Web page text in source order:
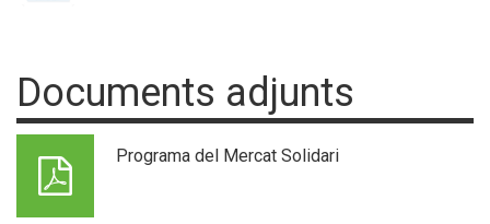
Documents adjunts
Programa del Mercat Solidari